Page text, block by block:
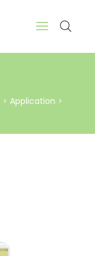
> Application >